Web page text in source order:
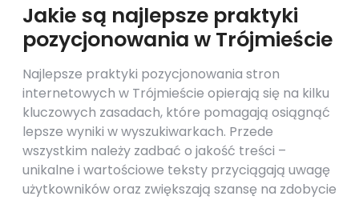
Jakie są najlepsze praktyki
pozycjonowania w Trójmieście
Najlepsze praktyki pozycjonowania stron
internetowych w Trójmieście opierają się na kilku
kluczowych zasadach, które pomagają osiągnąć
lepsze wyniki w wyszukiwarkach. Przede
wszystkim należy zadbać o jakość treści –
unikalne i wartościowe teksty przyciągają uwagę
użytkowników oraz zwiększają szansę na zdobycie